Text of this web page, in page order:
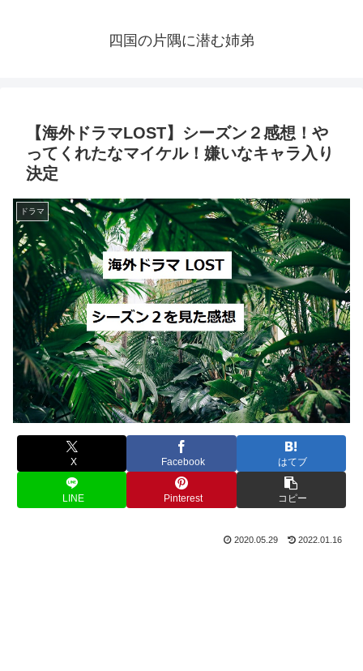
四国の片隅に潜む姉弟
【海外ドラマLOST】シーズン２感想！や
ってくれたなマイケル！嫌いなキャラ入り
決定
ドラマ
X Facebook はてブ
LINE Pinterest コピー
2020.05.29 2022.01.16